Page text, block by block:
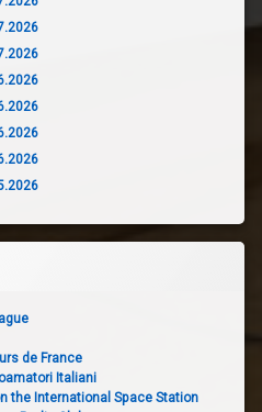
de France
Italiani
the International Space Station